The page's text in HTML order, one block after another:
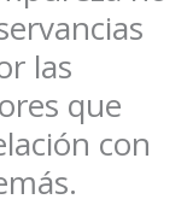
las
que
con